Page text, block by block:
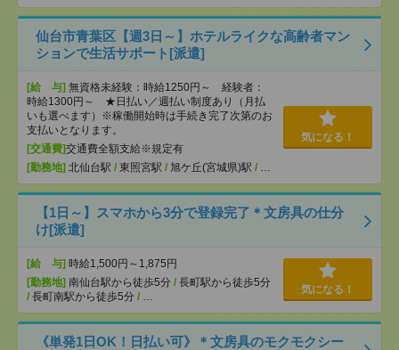
仙台市青葉区【週3日～】ホテルライクな高齢者マン
ションで生活サポート[派遣]
[給 与] 無資格未経験：時給1250円～ 経験者：
時給1300円～ ★日払い／週払い制度あり（月払
いも選べます）※稼働開始時は手続き完了次第のお
支払いとなります。
[交通費]交通費全額支給※規定有
[勤務地] 北仙台駅 / 東照宮駅 / 旭ケ丘(宮城県)駅 / …
気になる！
【1日～】スマホから3分で登録完了＊文房具の仕分
け[派遣]
[給 与] 時給1,500円～1,875円
[勤務地] 南仙台駅から徒歩5分 / 長町駅から徒歩5分
/ 長町南駅から徒歩5分 / …
気になる！
《単発1日OK！日払い可》＊文房具のモクモクシー